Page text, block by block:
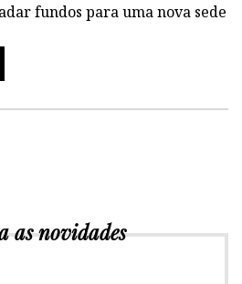
fundos para uma nova sede
as novidades